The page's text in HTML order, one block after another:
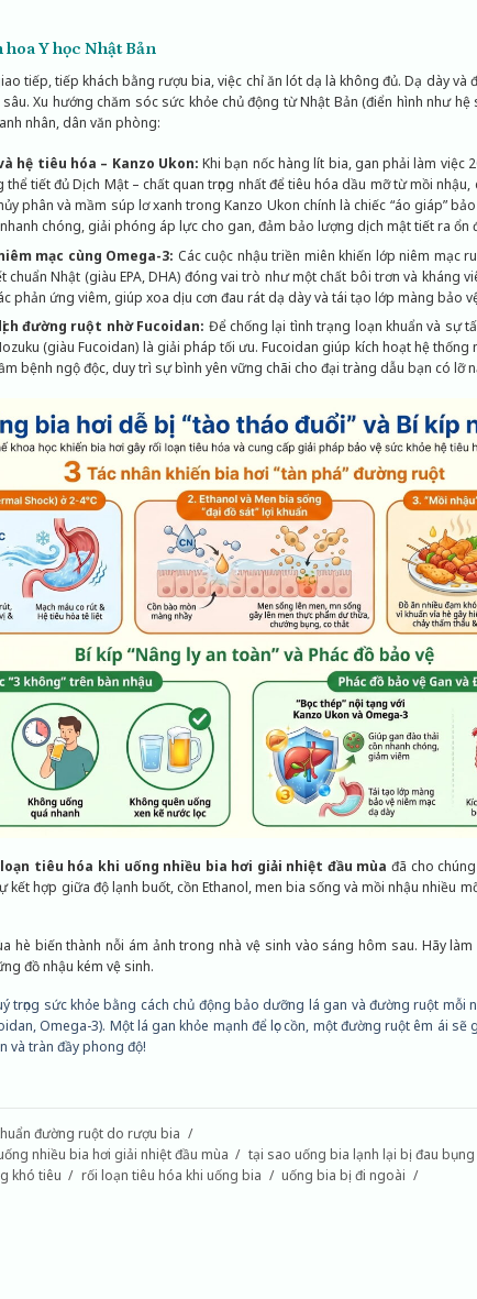
Y học Nhật Bản
tiếp, tiếp khách bằng rượu bia, việc chỉ ăn lót dạ là không đủ. Dạ dày và
Xu hướng chăm sóc sức khỏe chủ động từ Nhật Bản (điển hình như hệ
nhân, dân văn phòng:
hệ tiêu hóa – Kanzo Ukon: Khi bạn nốc hàng lít bia, gan phải làm việc
thể tiết đủ Dịch Mật – chất quan trọng nhất để tiêu hóa dầu mỡ từ mồi
phân và mầm súp lơ xanh trong Kanzo Ukon chính là chiếc “áo giáp”
chóng, giải phóng áp lực cho gan, đảm bảo lượng dịch mật tiết ra ổn
mạc cùng Omega-3: Các cuộc nhậu triền miên khiến lớp niêm mạc
chuẩn Nhật (giàu EPA, DHA) đóng vai trò như một chất bôi trơn và kháng
phản ứng viêm, giúp xoa dịu cơn đau rát dạ dày và tái tạo lớp màng bảo
đường ruột nhờ Fucoidan: Để chống lại tình trạng loạn khuẩn và sự
(giàu Fucoidan) là giải pháp tối ưu. Fucoidan giúp kích hoạt hệ
bệnh ngộ độc, duy trì sự bình yên vững chãi cho đại tràng dẫu bạn có lỡ
tiêu hóa khi uống nhiều bia hơi giải nhiệt đầu mùa đã cho
kết hợp giữa độ lạnh buốt, cồn Ethanol, men bia sống và mồi nhậu nhiều
hè biến thành nỗi ám ảnh trong nhà vệ sinh vào sáng hôm sau. Hãy
đồ nhậu kém vệ sinh.
trọng sức khỏe bằng cách chủ động bảo dưỡng lá gan và đường ruột mỗi
Omega-3). Một lá gan khỏe mạnh để lọc cồn, một đường ruột êm ái sẽ
và tràn đầy phong độ!
đường ruột do rượu bia
nhiều bia hơi giải nhiệt đầu mùa
tại sao uống bia lạnh lại bị đau
khó tiêu
rối loạn tiêu hóa khi uống bia
uống bia bị đi ngoài